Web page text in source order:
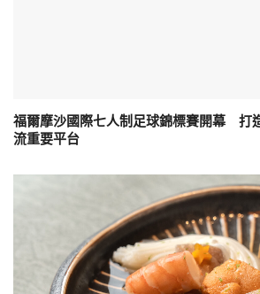
福爾摩沙國際七人制足球錦標賽開幕 打
流重要平台